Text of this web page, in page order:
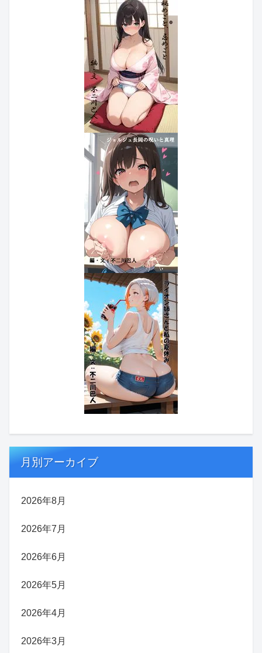
月別アーカイブ
2026年8月
2026年7月
2026年6月
2026年5月
2026年4月
2026年3月